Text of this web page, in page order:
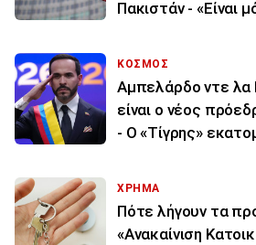
Πακιστάν - «Είναι
ΚΟΣΜΟΣ
Αμπελάρδο ντε λα
είναι ο νέος
- Ο «Τίγρης»
ΧΡΗΜΑ
Πότε λήγουν τα
«Ανακαίνιση